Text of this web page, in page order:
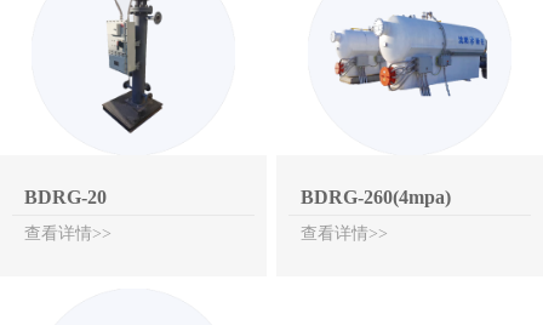
BDRG-20
查看详情>>
BDRG-260(4mpa)
查看详情>>